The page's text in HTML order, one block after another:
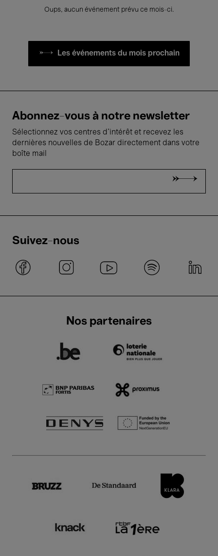
Oups, aucun événement prévu ce mois-ci.
Les événements du mois prochain
Abonnez-vous à notre newsletter
Sélectionnez vos centres d'intérêt et recevez les
dernières nouvelles de Bozar directement dans votre
boîte mail
Suivez-nous
Nos partenaires